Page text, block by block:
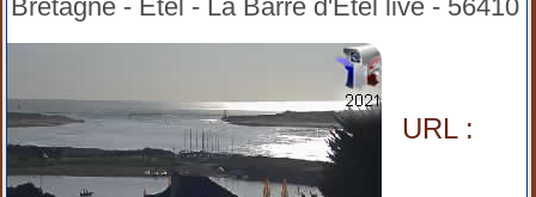
Bretagne - Étel - La Barre d'Etel live - 56410
URL :